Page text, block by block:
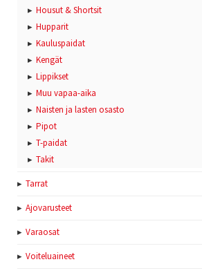
Housut & Shortsit
Hupparit
Kauluspaidat
Kengät
Lippikset
Muu vapaa-aika
Naisten ja lasten osasto
Pipot
T-paidat
Takit
Tarrat
Ajovarusteet
Varaosat
Voiteluaineet